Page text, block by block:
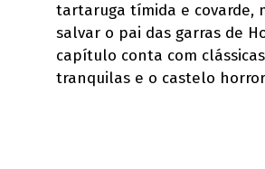
tartaruga tímida e covarde,
salvar o pai das garras de
capítulo conta com
tranquilas e o castelo